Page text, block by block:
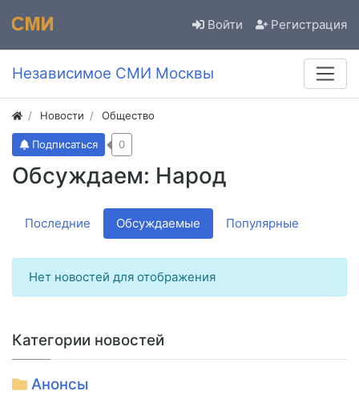
Войти Регистрация
Независимое СМИ Москвы
Новости Общество
Обсуждаем: Народ
Подписаться 0
Последние Обсуждаемые Популярные
Нет новостей для отображения
Категории новостей
Анонсы